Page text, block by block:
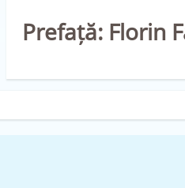
Prefață: Florin